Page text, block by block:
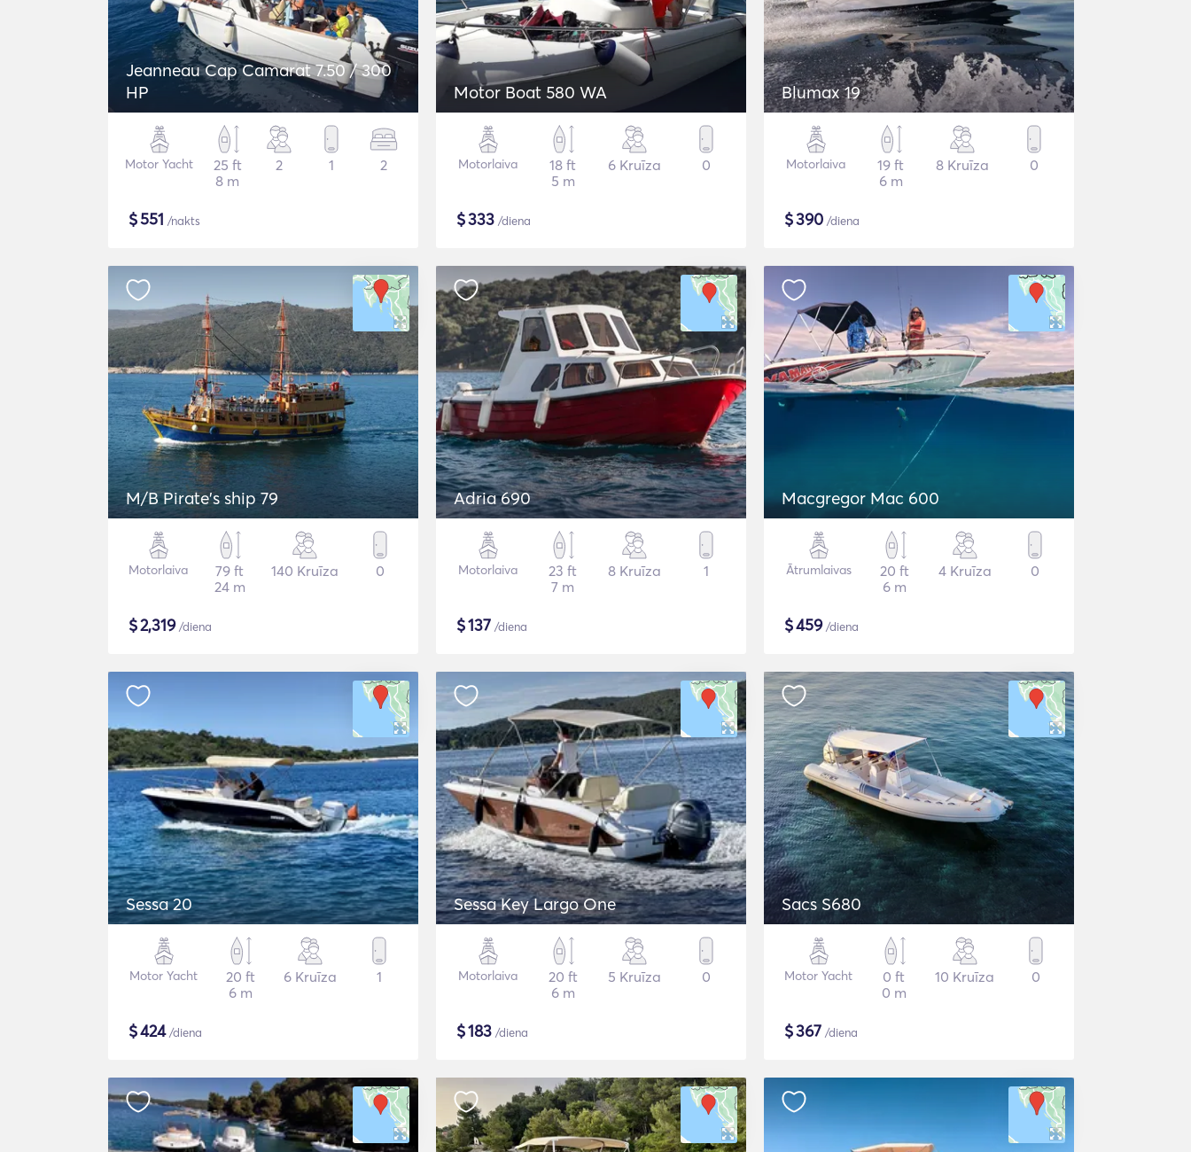
Jeanneau Cap Camarat 7.50 / 300
HP
Motor Yacht
25 ft
8 m
2 1 2
$551 /nakts
Motor Boat 580 WA
Motorlaiva
18 ft
5 m
6 Kruīza 0
$333 /diena
Blumax 19
Motorlaiva
19 ft
6 m
8 Kruīza 0
$390 /diena
M/B Pirate's ship 79
Motorlaiva
79 ft
24 m
140 Kruīza 0
$2,319/diena
Adria 690
Motorlaiva
23 ft
7 m
8 Kruīza 1
$137 /diena
Macgregor Mac 600
Ātrumlaivas
20 ft
6 m
4 Kruīza 0
$459/diena
Sessa 20
Motor Yacht
20 ft
6 m
6 Kruīza 1
$424/diena
Sessa Key Largo One
Motorlaiva
20 ft
6 m
5 Kruīza 0
$183 /diena
Sacs S680
Motor Yacht
0 ft
0 m
10 Kruīza 0
$367 /diena